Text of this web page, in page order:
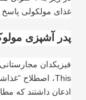
غذای مولکولی پاسخ
پدر آشپزی
فیزیکدان
This، اصطلاح
اذعان داشتند که